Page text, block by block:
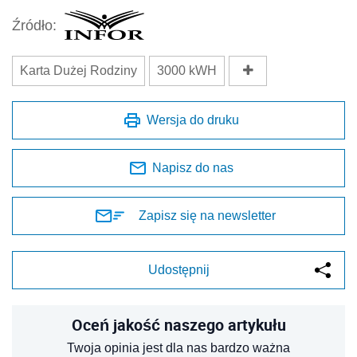
Źródło:
Karta Dużej Rodziny 3000 kWH
Wersja do druku
Napisz do nas
Zapisz się na newsletter
Udostępnij
Oceń jakość naszego artykułu
Twoja opinia jest dla nas bardzo ważna